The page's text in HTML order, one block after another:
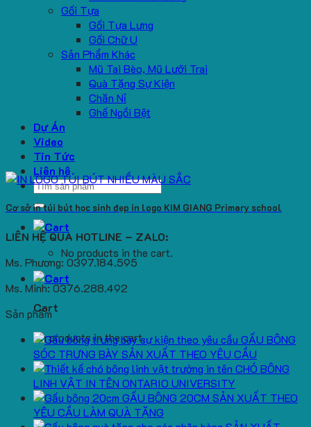
Gối Tựa
Gối Tựa Lưng
Gối Chữ U
Sản Phẩm Khác
Mũ Tai Bèo, Mũ Lưỡi Trai
Quà Tặng Sự Kiện
Chăn Nỉ
Ghế Ngồi Bệt
Dự Án
Video
Tin Tức
Liên hệ
Search
No products in the cart.
Cart
No products in the cart.
Cơ sở in túi bút học sinh đẹp in logo KIM GIANG Primary school
LIÊN HỆ QUA HOTLINE – ZALO:
Ms. Phương: 0397.184.595
Ms. Minh: 0376.288.492
Sản phẩm
GẤU BÔNG
SÓC TRƯNG BÀY SẢN XUẤT THEO YÊU CẦU
CHÓ BÔNG
LINH VẬT IN TÊN ONTARIO UNIVERSITY
GẤU BÔNG 20CM SẢN XUẤT THEO
YÊU CẦU LÀM QUÀ TẶNG